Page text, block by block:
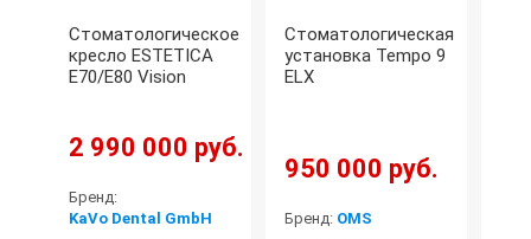
Стоматологическое
кресло ESTETICA
E70/E80 Vision
2 990 000 руб.
Бренд:
KaVo Dental GmbH
Стоматологическая
установка Tempo 9
ELX
950 000 руб.
Бренд: OMS